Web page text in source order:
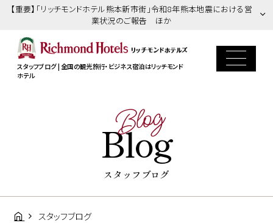
【重要】「リッチモンドホテル熊本新市街」令和8年熊本地震における営
業状況のご報告 ほか
スタッフブログ | 全国の観光旅行・ビジネス宿泊はリッチモンド
ホテル
Blog
Blog
スタッフブログ
スタッフブログ